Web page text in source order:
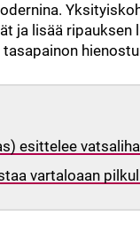
ja lisää
esittelee
vartaloaan